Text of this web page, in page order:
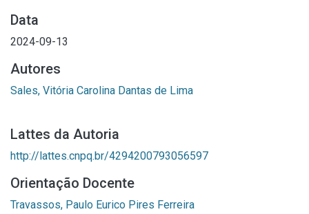
Data
2024-09-13
Autores
Sales, Vitória Carolina Dantas de Lima
Lattes da Autoria
http://lattes.cnpq.br/4294200793056597
Orientação Docente
Travassos, Paulo Eurico Pires Ferreira